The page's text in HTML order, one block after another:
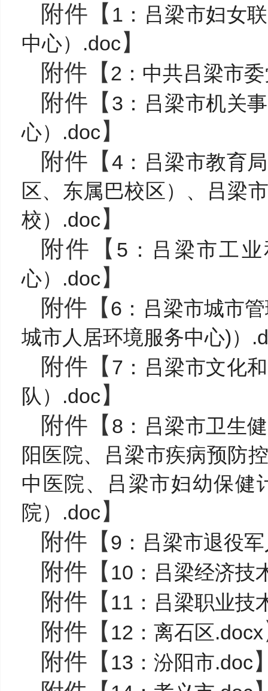
附件【 1：吕梁市妇女
中心）.doc 】
附件【 2：中共吕梁市
附件【 3：吕梁市机关
心）.doc 】
附件【 4：吕梁市教育
区、东属巴校区）、吕梁
校）.doc 】
附件【 5：吕梁市工
心）.doc 】
附件【 6：吕梁市城市
城市人居环境服务中心)）
附件【 7：吕梁市文化
队）.doc 】
附件【 8：吕梁市卫生
阳医院、吕梁市疾病预防
中医院、吕梁市妇幼保健
院）.doc 】
附件【 9：吕梁市退役
附件【 10：吕梁经济技
附件【 11：吕梁职业技
附件【 12：离石区.docx
附件【 13：汾阳市.doc